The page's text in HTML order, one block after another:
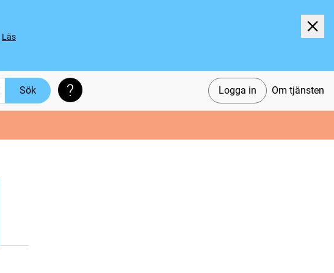
Läs
Logga in Om tjänsten
Sök Söktips